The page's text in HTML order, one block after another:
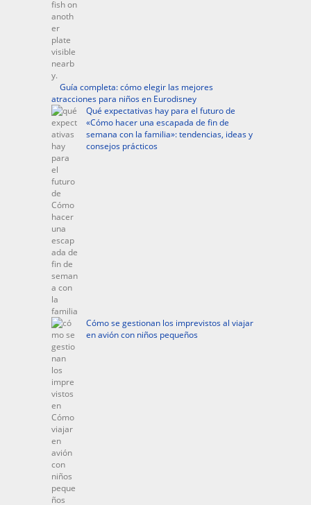
Guía completa: cómo elegir las mejores
atracciones para niños en Eurodisney
Qué expectativas hay para el futuro de
«Cómo hacer una escapada de fin de
semana con la familia»: tendencias, ideas y
consejos prácticos
Cómo se gestionan los imprevistos al viajar
en avión con niños pequeños